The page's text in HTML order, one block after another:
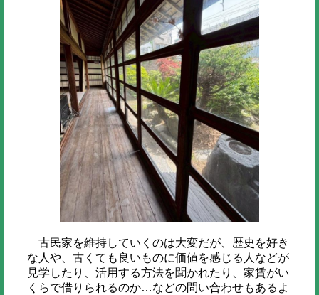
古民家を維持していくのは大変だが、歴史を好き
な人や、古くても良いものに価値を感じる人などが
見学したり、活用する方法を聞かれたり、家賃がい
くらで借りられるのか…などの問い合わせもあるよ